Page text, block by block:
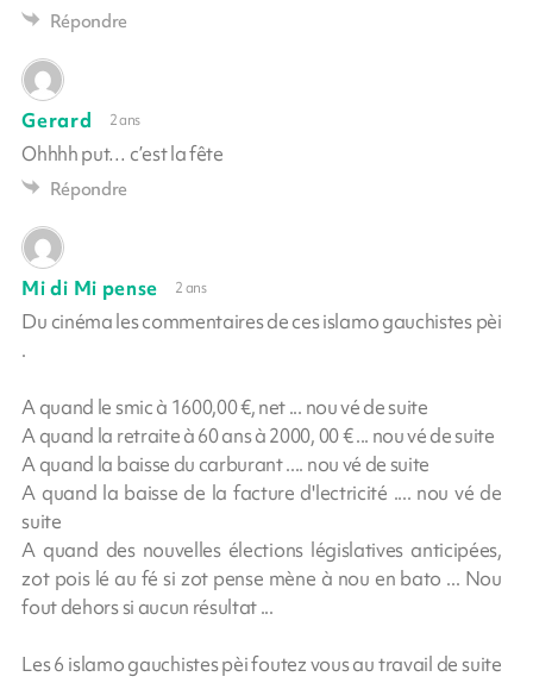
Répondre
Gerard 2 ans
Ohhhh put… c’est la fête
Répondre
Mi di Mi pense 2 ans
Du cinéma les commentaires de ces islamo gauchistes pèi
.
A quand le smic à 1600,00 €, net ... nou vé de suite
A quand la retraite à 60 ans à 2000, 00 € ... nou vé de suite
A quand la baisse du carburant .... nou vé de suite
A quand la baisse de la facture d'lectricité .... nou vé de
suite
A quand des nouvelles élections législatives anticipées,
zot pois lé au fé si zot pense mène à nou en bato ... Nou
fout dehors si aucun résultat ...
Les 6 islamo gauchistes pèi foutez vous au travail de suite